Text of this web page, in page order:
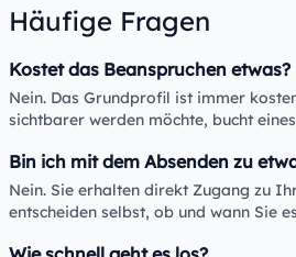
Häufige Fragen
Kostet das Beanspruchen etwas?
Nein. Das Grundprofil ist immer
sichtbarer werden möchte, bucht
Bin ich mit dem Absenden zu
Nein. Sie erhalten direkt Zugang zu
entscheiden selbst, ob und wann Sie